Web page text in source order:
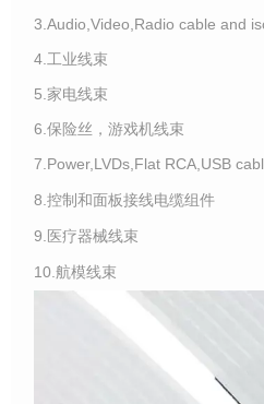
3.Audio,Video,Radio cable and
4.工业线束
5.家电线束
6.保险丝，游戏机线束
7.Power,LVDs,Flat RCA,USB
8.控制和面板接线电缆组件
9.医疗器械线束
10.航模线束